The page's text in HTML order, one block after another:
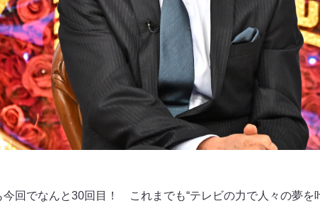
回でなんと30回目！ これまでも“テレビの力で人々の夢を